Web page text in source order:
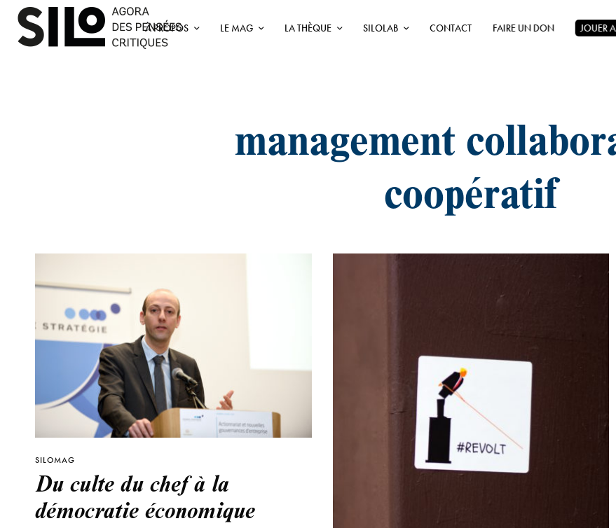
À PROPOS LE MAG LA THÈQUE SILOLAB CONTACT FAIRE UN DON JOUER
management
coopératif
SILOMAG
Du culte du chef à la
démocratie économique